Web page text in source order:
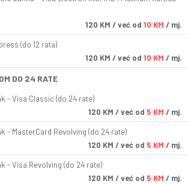
120 KM / već od 10 KM / mj.
(do 12 rata)
120 KM / već od 10 KM / mj.
DO 24 RATE
- Visa Classic (do 24 rate)
120 KM / već od 5 KM / mj.
- MasterCard Revolving (do 24 rate)
120 KM / već od 5 KM / mj.
- Visa Revolving (do 24 rate)
120 KM / već od 5 KM / mj.